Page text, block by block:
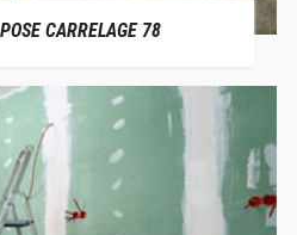
CARRELAGE 78